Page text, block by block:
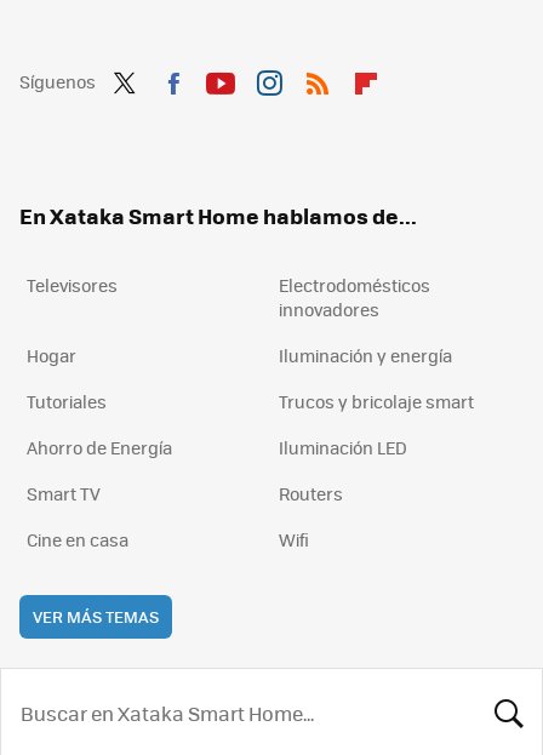
Síguenos
En Xataka Smart Home hablamos de...
Televisores
Electrodomésticos
innovadores
Hogar
Iluminación y energía
Tutoriales
Trucos y bricolaje smart
Ahorro de Energía
Iluminación LED
Smart TV
Routers
Cine en casa
Wifi
VER MÁS TEMAS